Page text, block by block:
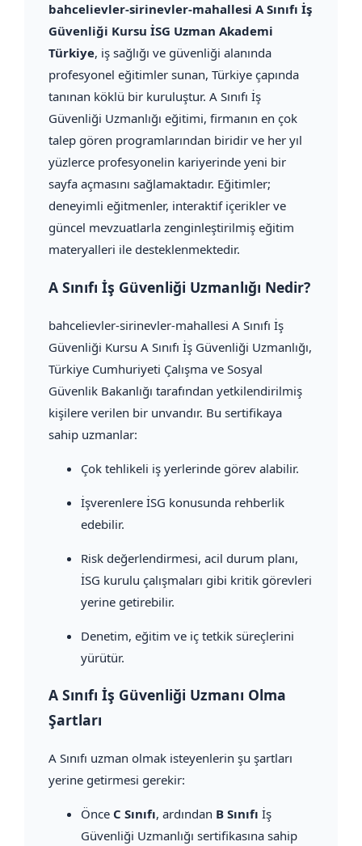
bahcelievler-sirinevler-mahallesi A Sınıfı İş
Güvenliği Kursu İSG Uzman Akademi
Türkiye, iş sağlığı ve güvenliği alanında
profesyonel eğitimler sunan, Türkiye çapında
tanınan köklü bir kuruluştur. A Sınıfı İş
Güvenliği Uzmanlığı eğitimi, firmanın en çok
talep gören programlarından biridir ve her yıl
yüzlerce profesyonelin kariyerinde yeni bir
sayfa açmasını sağlamaktadır. Eğitimler;
deneyimli eğitmenler, interaktif içerikler ve
güncel mevzuatlarla zenginleştirilmiş eğitim
materyalleri ile desteklenmektedir.
A Sınıfı İş Güvenliği Uzmanlığı Nedir?
bahcelievler-sirinevler-mahallesi A Sınıfı İş
Güvenliği Kursu A Sınıfı İş Güvenliği Uzmanlığı,
Türkiye Cumhuriyeti Çalışma ve Sosyal
Güvenlik Bakanlığı tarafından yetkilendirilmiş
kişilere verilen bir unvandır. Bu sertifikaya
sahip uzmanlar:
Çok tehlikeli iş yerlerinde görev alabilir.
İşverenlere İSG konusunda rehberlik
edebilir.
Risk değerlendirmesi, acil durum planı,
İSG kurulu çalışmaları gibi kritik görevleri
yerine getirebilir.
Denetim, eğitim ve iç tetkik süreçlerini
yürütür.
A Sınıfı İş Güvenliği Uzmanı Olma
Şartları
A Sınıfı uzman olmak isteyenlerin şu şartları
yerine getirmesi gerekir:
Önce C Sınıfı, ardından B Sınıfı İş
Güvenliği Uzmanlığı sertifikasına sahip